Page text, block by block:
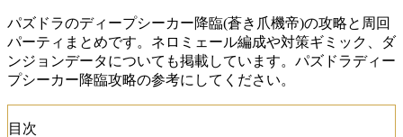
パズドラのディープシーカー降臨(蒼き爪機帝)の攻略と周回
パーティまとめです。ネロミェール編成や対策ギミック、ダ
ンジョンデータについても掲載しています。パズドラディー
プシーカー降臨攻略の参考にしてください。
目次